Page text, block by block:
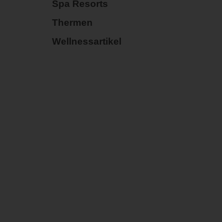
Spa Resorts
Thermen
Wellnessartikel